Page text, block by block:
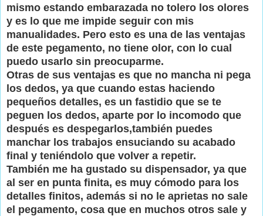
mismo estando embarazada no tolero los olores
y es lo que me impide seguir con mis
manualidades. Pero esto es una de las ventajas
de este pegamento, no tiene olor, con lo cual
puedo usarlo sin preocuparme.
Otras de sus ventajas es que no mancha ni pega
los dedos, ya que cuando estas haciendo
pequeños detalles, es un fastidio que se te
peguen los dedos, aparte por lo incomodo que
después es despegarlos,también puedes
manchar los trabajos ensuciando su acabado
final y teniéndolo que volver a repetir.
También me ha gustado su dispensador, ya que
al ser en punta finita, es muy cómodo para los
detalles finitos, además si no le aprietas no sale
el pegamento, cosa que en muchos otros sale y